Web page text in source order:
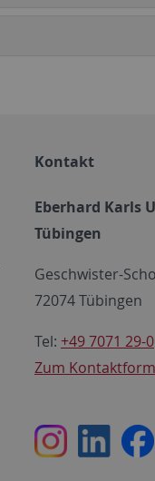
Kontakt
Eberhard Karls
Tübingen
Geschwister-
72074 Tübingen
Tel: +49 7071 29-0
Zum
InstagramLinkedIn